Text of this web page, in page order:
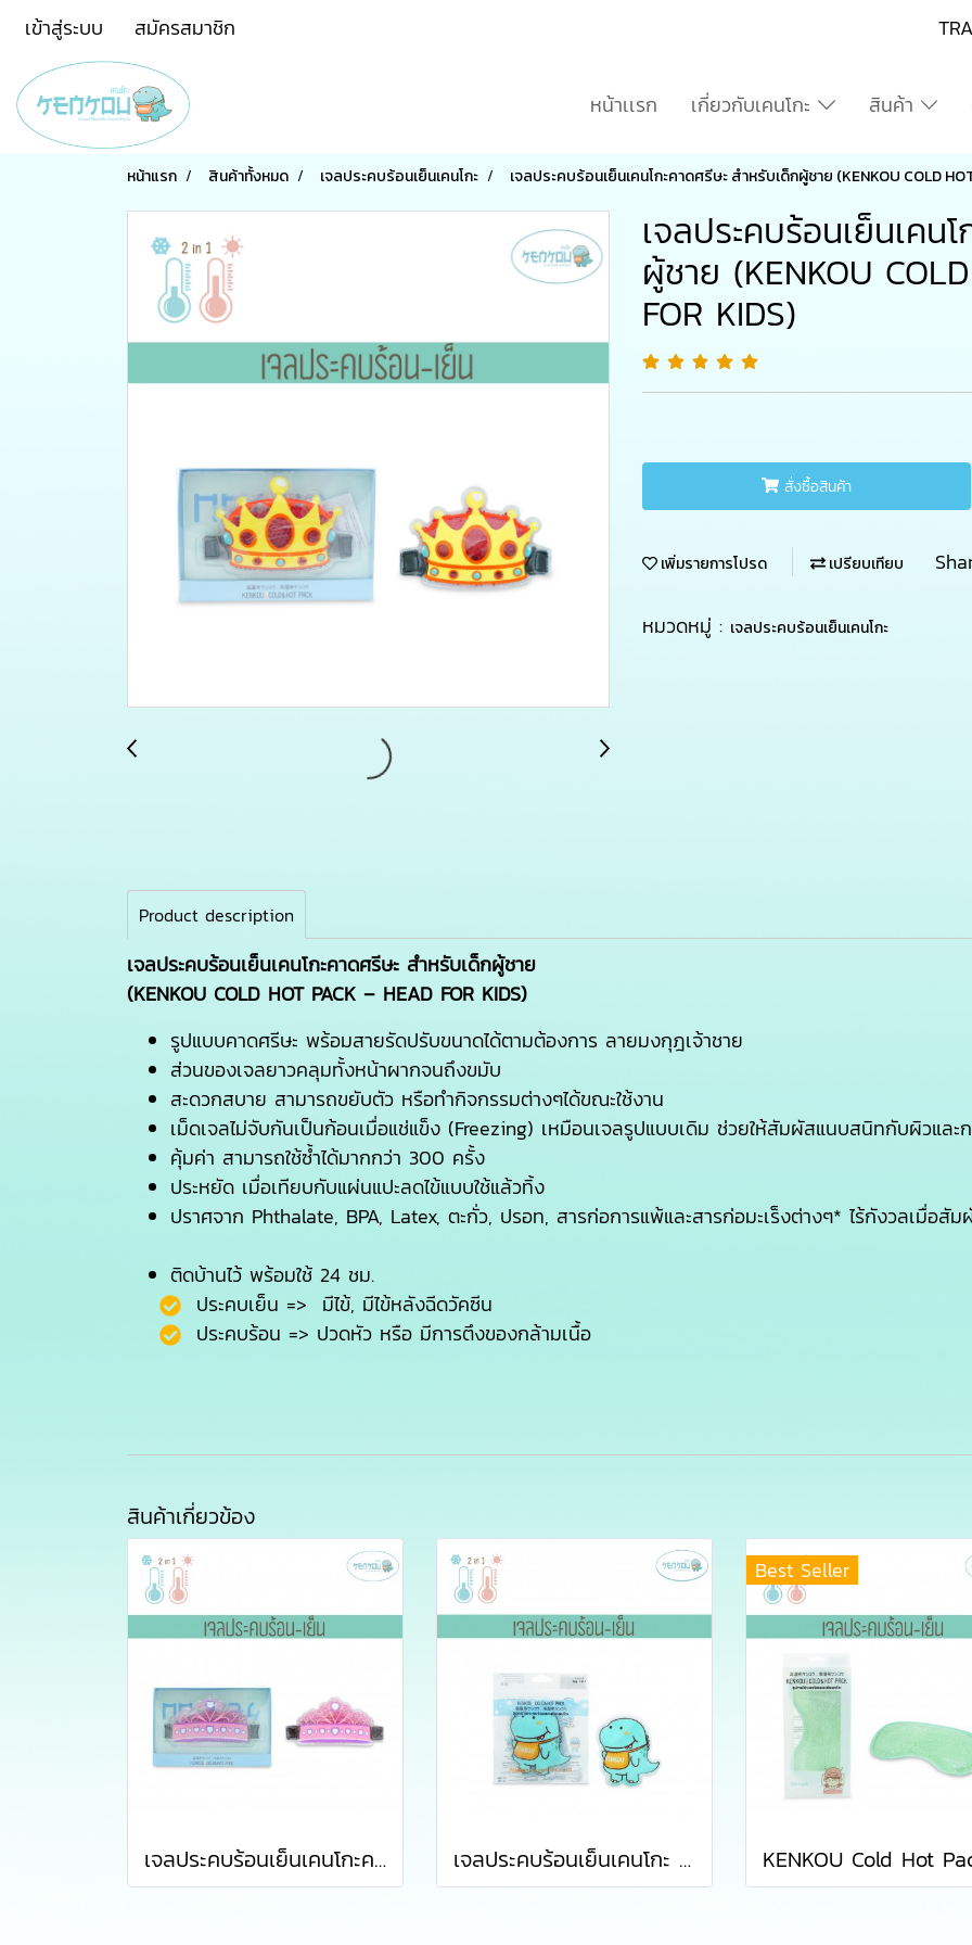
เข้าสู่ระบบ สมัครสมาชิก
หน้าเเรก เกี่ยวกับเคนโกะ สินค้า
หน้าแรก สินค้าทั้งหมด เจลประคบร้อนเย็นเคนโกะ เจลประคบร้อนเย็นเคนโกะคาดศรีษะ สำหรับเด็กผู้ชาย (KENKOU COLD
เจลประคบร้อนเย็นเคน
ผู้ชาย (KENKOU
FOR KIDS)
สั่งซื้อสินค้า
เพิ่มรายการโปรด เปรียบเทียบ
หมวดหมู่ : เจลประคบร้อนเย็นเคนโกะ
Product description
เจลประคบร้อนเย็นเคนโกะคาดศรีษะ สำหรับเด็กผู้ชาย
(KENKOU COLD HOT PACK – HEAD FOR KIDS)
รูปแบบคาดศรีษะ พร้อมสายรัดปรับขนาดได้ตามต้องการ ลายมงกุฎเจ้าชาย
ส่วนของเจลยาวคลุมทั้งหน้าผากจนถึงขมับ
สะดวกสบาย สามารถขยับตัว หรือทำกิจกรรมต่างๆได้ขณะใช้งาน
เม็ดเจลไม่จับกันเป็นก้อนเมื่อแช่แข็ง (Freezing) เหมือนเจลรูปแบบเดิม ช่วยให้สัมผัสแนบสนิทกับผิวแล
คุ้มค่า สามารถใช้ซ้ำได้มากกว่า 300 ครั้ง
ประหยัด เมื่อเทียบกับแผ่นแปะลดไข้แบบใช้แล้วทิ้ง
ปราศจาก Phthalate, BPA, Latex, ตะกั่ว, ปรอท, สารก่อการแพ้และสารก่อมะเร็งต่างๆ* ไร้กังวลเมื่อ
ติดบ้านไว้ พร้อมใช้ 24 ชม.
ประคบเย็น => มีไข้, มีไข้หลังฉีดวัคซีน
ประคบร้อน => ปวดหัว หรือ มีการตึงของกล้ามเนื้อ
สินค้าเกี่ยวข้อง
เจลประคบร้อนเย็นเคนโกะคาดศรีษะ สำหรับเด็กผู้หญิง (KENKOU COLD HOT PACK – HEAD FOR KIDS) เจลประคบร้อนเย็นเคนโกะ ลายเคนโกะ (KENKOU COLD HOT PACK - KENKOU)
Best Seller